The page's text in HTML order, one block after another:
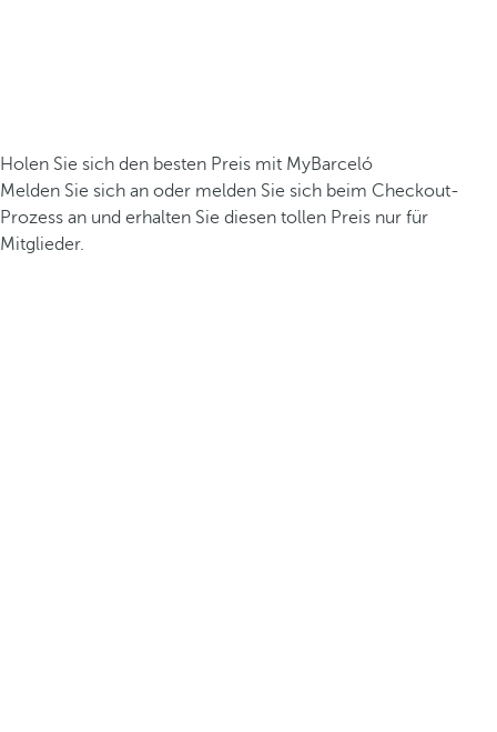
Holen Sie sich den besten Preis mit MyBarceló
Melden Sie sich an oder melden Sie sich beim Checkout-
Prozess an und erhalten Sie diesen tollen Preis nur für
Mitglieder.